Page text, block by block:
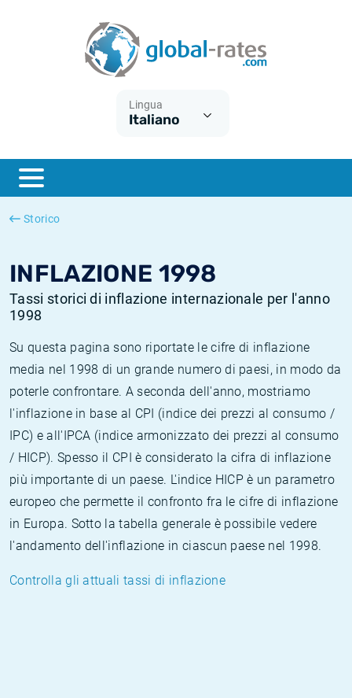
Lingua
Italiano
Storico
INFLAZIONE 1998
Tassi storici di inflazione internazionale per l'anno
1998
Su questa pagina sono riportate le cifre di inflazione
media nel 1998 di un grande numero di paesi, in modo da
poterle confrontare. A seconda dell'anno, mostriamo
l'inflazione in base al CPI (indice dei prezzi al consumo /
IPC) e all'IPCA (indice armonizzato dei prezzi al consumo
/ HICP). Spesso il CPI è considerato la cifra di inflazione
più importante di un paese. L'indice HICP è un parametro
europeo che permette il confronto fra le cifre di inflazione
in Europa. Sotto la tabella generale è possibile vedere
l'andamento dell'inflazione in ciascun paese nel 1998.
Controlla gli attuali tassi di inflazione
ESTER
SONIA
Cos'è l'inflazione CPI?
Cos'è l'inflazione HICP?
Inflazione Italia
Inflazione Stati Uniti
Tassi storici Euribor
Tassi storici di SONIA
Tassi storici di TONAR
Calcolatore dell’inflazione